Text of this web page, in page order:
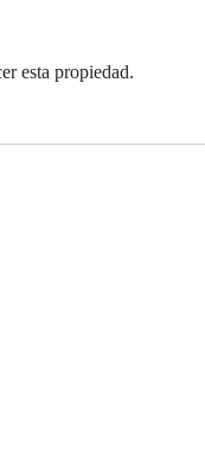
esta propiedad.